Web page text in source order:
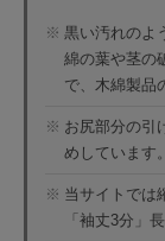
※ 黒い汚れのよ
綿の葉や茎の
で、木綿製品
※ お尻部分の引
めしています。
※ 当サイトでは
「袖丈3分」